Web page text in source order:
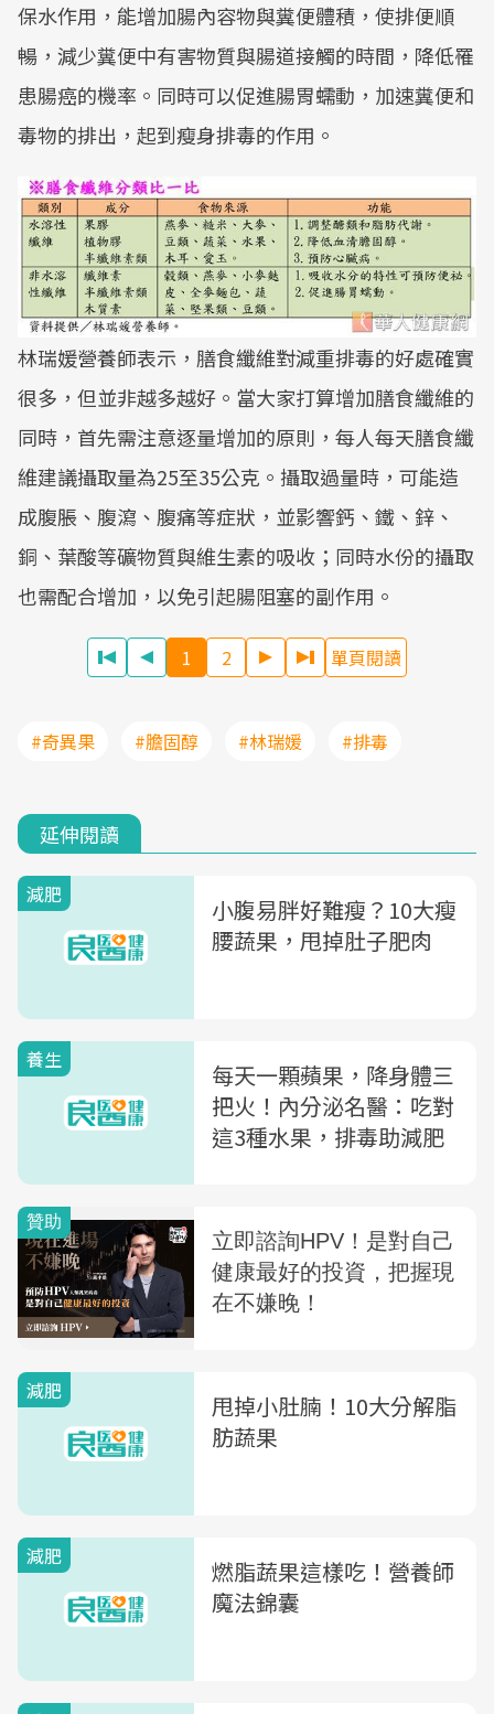
保水作用，能增加腸內容物與糞便體積，使排便順
暢，減少糞便中有害物質與腸道接觸的時間，降低罹
患腸癌的機率。同時可以促進腸胃蠕動，加速糞便和
毒物的排出，起到瘦身排毒的作用。
林瑞媛營養師表示，膳食纖維對減重排毒的好處確實
很多，但並非越多越好。當大家打算增加膳食纖維的
同時，首先需注意逐量增加的原則，每人每天膳食纖
維建議攝取量為25至35公克。攝取過量時，可能造
成腹脹、腹瀉、腹痛等症狀，並影響鈣、鐵、鋅、
銅、葉酸等礦物質與維生素的吸收；同時水份的攝取
也需配合增加，以免引起腸阻塞的副作用。
1 2 單頁閱讀
#奇異果 #膽固醇 #林瑞媛 #排毒
延伸閱讀
減肥
小腹易胖好難瘦？10大瘦
腰蔬果，甩掉肚子肥肉
養生
每天一顆蘋果，降身體三
把火！內分泌名醫：吃對
這3種水果，排毒助減肥
減肥
甩掉小肚腩！10大分解脂
肪蔬果
減肥
燃脂蔬果這樣吃！營養師
魔法錦囊